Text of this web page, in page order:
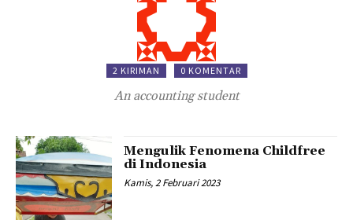
2 KIRIMAN 0 KOMENTAR
An accounting student
Mengulik Fenomena Childfree
di Indonesia
Kamis, 2 Februari 2023